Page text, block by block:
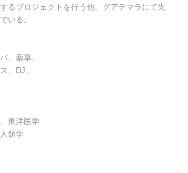
るプロジェクトを行う他、グアテマラにて先
いる。
、薬草、
、DJ、
東洋医学
類学